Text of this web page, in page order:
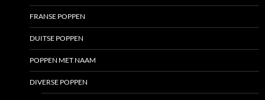
FRANSE POPPEN
DUITSE POPPEN
POPPEN MET NAAM
DIVERSE POPPEN